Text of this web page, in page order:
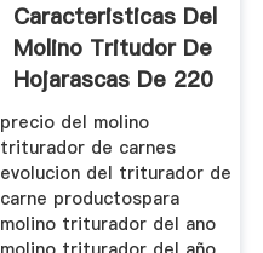
Caracteristicas Del
Molino Tritudor De
Hojarascas De 220
Hp
precio del molino
triturador de carnes
evolucion del triturador de
carne productospara
molino triturador del ano